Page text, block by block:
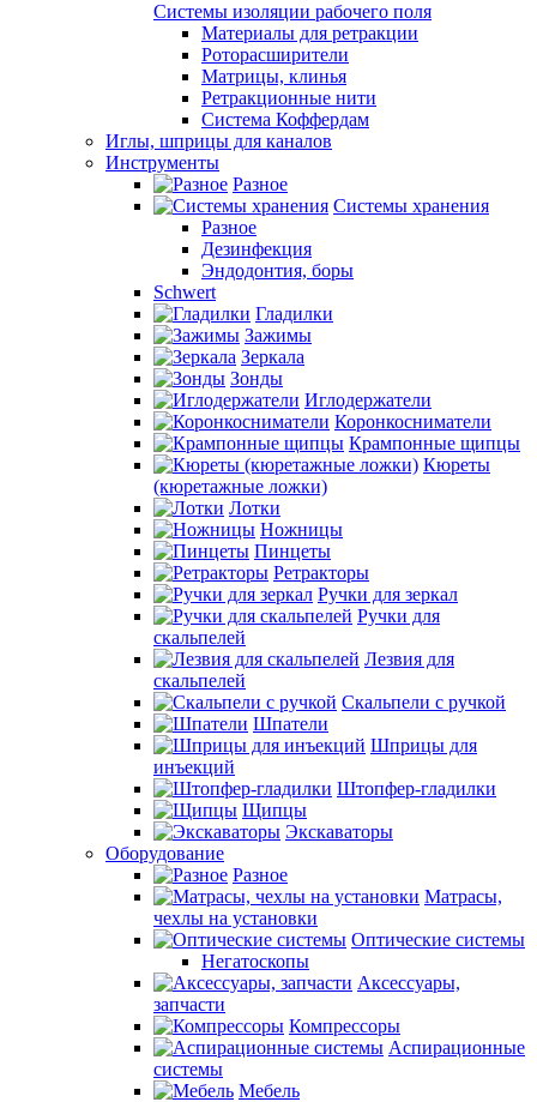
Системы изоляции рабочего поля
Материалы для ретракции
Роторасширители
Матрицы, клинья
Ретракционные нити
Система Коффердам
Иглы, шприцы для каналов
Инструменты
Разное
Системы хранения
Разное
Дезинфекция
Эндодонтия, боры
Schwert
Гладилки
Зажимы
Зеркала
Зонды
Иглодержатели
Коронкосниматели
Крампонные щипцы
Кюреты
(кюретажные ложки)
Лотки
Ножницы
Пинцеты
Ретракторы
Ручки для зеркал
Ручки для
скальпелей
Лезвия для
скальпелей
Скальпели с ручкой
Шпатели
Шприцы для
инъекций
Штопфер-гладилки
Щипцы
Экскаваторы
Оборудование
Разное
Матрасы,
чехлы на установки
Оптические системы
Негатоскопы
Аксессуары,
запчасти
Компрессоры
Аспирационные
системы
Мебель